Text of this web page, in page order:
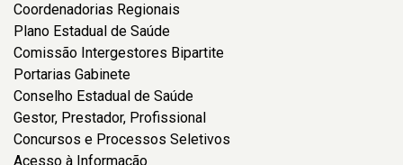
Coordenadorias Regionais
Plano Estadual de Saúde
Comissão Intergestores Bipartite
Portarias Gabinete
Conselho Estadual de Saúde
Gestor, Prestador, Profissional
Concursos e Processos Seletivos
Acesso à Informação